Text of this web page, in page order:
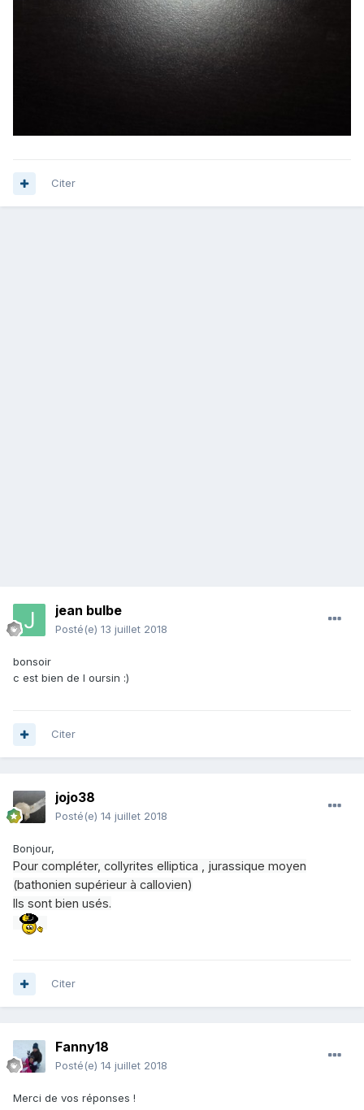
Citer
jean bulbe
Posté(e) 13 juillet 2018
bonsoir
c est bien de l oursin :)
Citer
jojo38
Posté(e) 14 juillet 2018
Bonjour,
Pour compléter, collyrites elliptica , jurassique moyen
(bathonien supérieur à callovien)
Ils sont bien usés.
Citer
Fanny18
Posté(e) 14 juillet 2018
Merci de vos réponses !